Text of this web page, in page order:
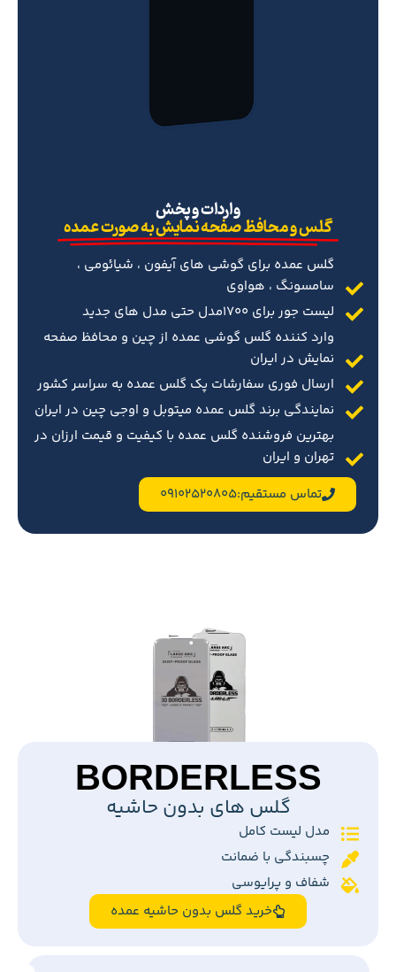
‌واردات و پخش
گلس و محافظ صفحه نمایش به صورت عمده
گلس عمده برای گوشی های آیفون ، شیائومی ،
سامسونگ ، هواوی
لیست جور برای 1700مدل حتی مدل های جدید
وارد کننده گلس گوشی عمده از چین و محافظ صفحه
نمایش در ایران
ارسال فوری سفارشات پک گلس عمده به سراسر کشور
نمایندگی برند گلس عمده میتوبل و اوجی چین در ایران
بهترین فروشنده گلس عمده با کیفیت و قیمت ارزان در
تهران و ایران
تماس مستقیم:09102520805
BORDERLESS
گلس های بدون حاشیه
مدل لیست کامل
چسبندگی با ضمانت
شفاف و پرایوسی
خرید گلس بدون حاشیه عمده